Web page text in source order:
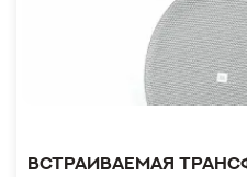
Встраиваемая